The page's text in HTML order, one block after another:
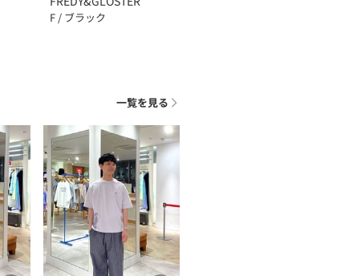
F / ブラック
一覧を見る